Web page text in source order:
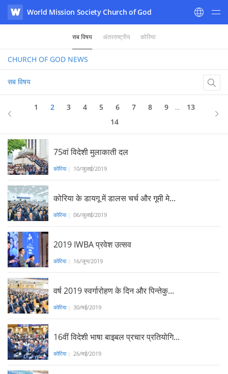
WATV
World Mission Society Church of God
सब विषय अंतरराष्ट्रीय कोरिया
CHURCH OF GOD NEWS
सब विषय
1 2 3 4 5 6 7 8 9 ...
13
14
75वां विदेशी मुलाकाती दल
कोरिया 10/जुलाई/2019
कोरिया के डायगू में डालस चर्च और गूमी मे...
कोरिया 06/जुलाई/2019
2019 IWBA प्रवेश उत्सव
कोरिया 16/जून/2019
वर्ष 2019 स्वर्गारोहण के दिन और पिन्तेकु...
कोरिया 30/मई/2019
16वीं विदेशी भाषा बाइबल प्रचार प्रतियोगि...
कोरिया 26/मई/2019